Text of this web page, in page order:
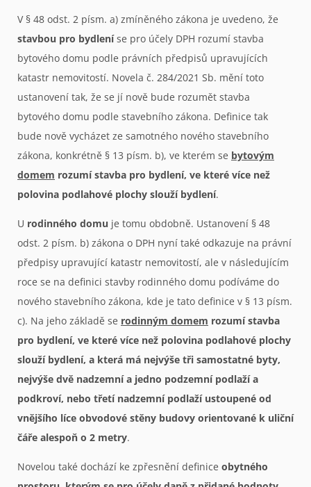
V § 48 odst. 2 písm. a) zmíněného zákona je uvedeno, že
stavbou pro bydleníse pro účely DPH rozumí stavba
bytového domu podle právních předpisů upravujících
katastr nemovitostí. Novela č. 284/2021 Sb. mění toto
ustanovení tak, že se jí nově bude rozumět stavba
bytového domu podle stavebního zákona. Definice tak
bude nově vycházet ze samotného nového stavebního
zákona, konkrétně § 13 písm. b), ve kterém se bytovým
domem rozumí stavba pro bydlení, ve které více než
polovina podlahové plochy slouží bydlení.
U rodinného domu je tomu obdobně. Ustanovení § 48
odst. 2 písm. b) zákona o DPH nyní také odkazuje na právní
předpisy upravující katastr nemovitostí, ale v následujícím
roce se na definici stavby rodinného domu podíváme do
nového stavebního zákona, kde je tato definice v § 13 písm.
c). Na jeho základě se rodinným domem rozumí stavba
pro bydlení, ve které více než polovina podlahové plochy
slouží bydlení, a která má nejvýše tři samostatné byty,
nejvýše dvě nadzemní a jedno podzemní podlaží a
podkroví, nebo třetí nadzemní podlaží ustoupené od
vnějšího líce obvodové stěny budovy orientované k uliční
čáře alespoň o 2 metry.
Novelou také dochází ke zpřesnění definice obytného